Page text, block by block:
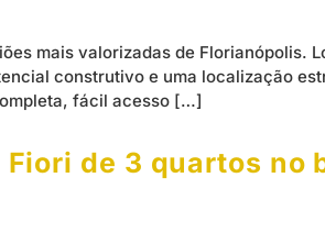
mais valorizadas de Florianópolis.
construtivo e uma localização
fácil acesso […]
de 3 quartos no